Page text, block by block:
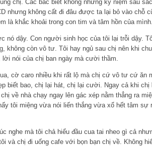
chị. Các bác biết không những kỷ niệm sâu
nhưng không cất đi đâu được ta lại bỏ vào chỗ
là khắc khoải trong con tim và tâm hồn của mình.
nó dậy. Con người sinh học của tôi lại trỗi dậy.
không còn vô tư. Tôi hay ngủ sau chị nên khi
lời nói của chị ban ngày mà cười thầm.
cờ caro nhiều khi rất lộ mà chị cứ vô tư cứ ăn
biết bao, chị lại hát, chị lại cười. Ngay cả khi
về nhà chạy ngay lên gác xép nằm thẳng ra
tôi miệng vừa nói liến thắng vừa xổ hết tâm sự
nghe mà tôi chả hiểu đầu cua tai nheo gì cả
và chị đi uống cafe với bọn bạn chị về. Không